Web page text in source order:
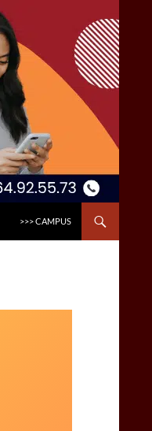
>>> CAMPUS